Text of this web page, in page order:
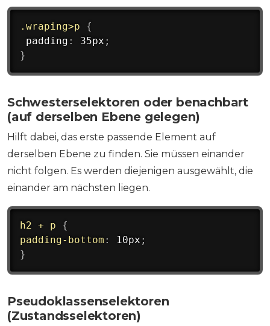
.wraping>p
{
padding : 35px ;
}
Schwesterselektoren oder benachbart
(auf derselben Ebene gelegen)
Hilft dabei, das erste passende Element auf
derselben Ebene zu finden. Sie müssen einander
nicht folgen. Es werden diejenigen ausgewählt, die
einander am nächsten liegen.
h2 + p
{
padding-bottom : 10px ;
}
Pseudoklassenselektoren
(Zustandsselektoren)